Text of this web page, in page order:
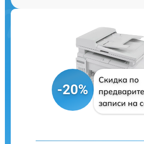
-20%
Скидка по
записи на